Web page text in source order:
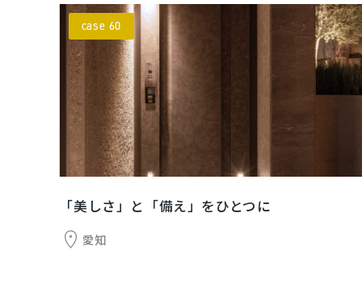
case 60
「美しさ」と「備え」をひとつに
愛知